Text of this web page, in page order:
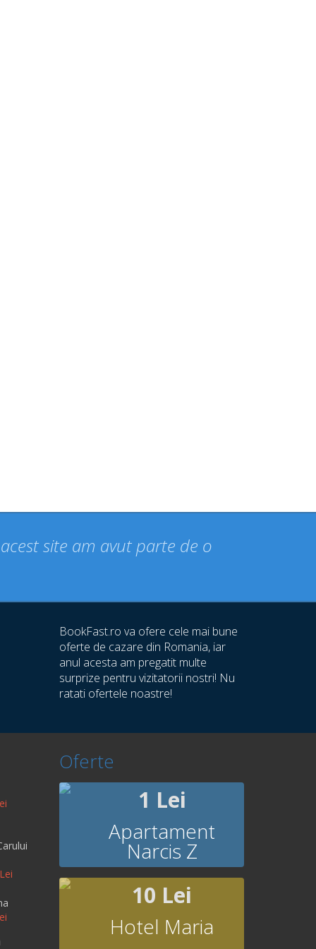
site am avut parte de o
BookFast.ro va ofere cele mai bune
oferte de cazare din Romania, iar
anul acesta am pregatit multe
surprize pentru vizitatorii nostri! Nu
ratati ofertele noastre!
Oferte
1 Lei
Apartament
Narcis Z
10 Lei
Hotel Maria